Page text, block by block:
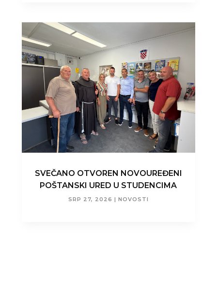
SVEČANO OTVOREN NOVOUREĐENI
POŠTANSKI URED U STUDENCIMA
SRP 27, 2026 | NOVOSTI